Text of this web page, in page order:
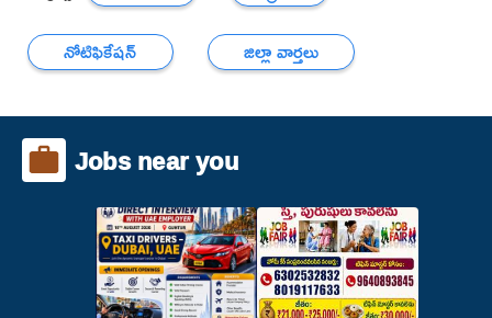
నోటిఫికేషన్
జిల్లా వార్తలు
Jobs near you